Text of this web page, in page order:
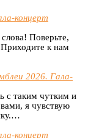
концерт
Поверьте,
к нам
2026. Гала-
с таким чутким и
я чувствую
концерт